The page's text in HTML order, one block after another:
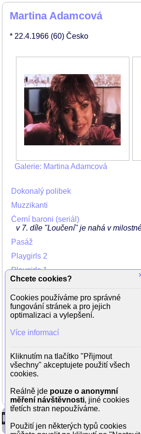
Martina Adamcová
* 22.4.1966 (60) Česko
Galerie: Martina Adamcová
Dokonalý polibek
Muzzikanti
Černí baroni (seriál)
v 7. díle "Loučení" je nahá v
Pasáž
Playgirls 2
Playgirls 1
hned na začátku má erotickou
Nahota na prodej
vystupuje v drsném natáčení sado
četařka volnějších mravů,
Chcete cookies?
Cookies používáme pro správné
fungování stránek a pro jejich
optimalizaci a vylepšení.
Více informací
Kliknutím na tlačítko "Přijmout
všechny" akceptujete použití všech
cookies.
Reálně jde pouze o anonymní
měření návštěvnosti, jiné cookies
třetích stran nepoužíváme.
Použití jen některých typů cookies